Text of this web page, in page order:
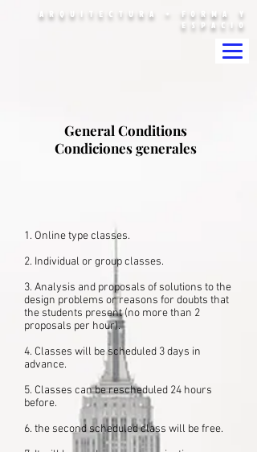
ARQUITECTURA + FORMA Y
ESPACIO
General Conditions
Condiciones generales
1. Online type classes.
2. Individual or group classes.
3. Analysis and proposals of solutions to the
design problems or reasons for doubts that
the students present (no more than 2
proposals per hour).
4. Classes will be scheduled 3 days in
advance.
5. Classes can be rescheduled 24 hours
before.
6. the second scheduled class will be free.